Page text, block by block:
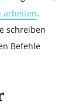
arbeiten.
schreiben
Befehle